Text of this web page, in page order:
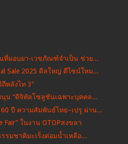
ที่มอบยา-เวชภัณฑ์จำเป็น ช่วย...
Sale 2025​ ดีลใหญ่ ดีไซน์ใหม...
พลังไท 3”
นุน “ดิจิทัลโซลูชันเฉพาะบุคคล...
ปี ความสัมพันธ์ไทย–เปรู ผ่าน...
Fair” ในงาน OTOPสงขลา
รมชาติมะเร็งต่อมน้ำเหลือ...